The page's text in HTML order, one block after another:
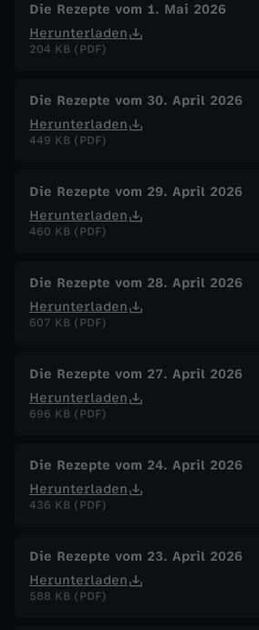
Die Rezepte vom 1. Mai 2026
Herunterladen
204 KB (PDF)
Die Rezepte vom 30. April 2026
Herunterladen
449 KB (PDF)
Die Rezepte vom 29. April 2026
Herunterladen
460 KB (PDF)
Die Rezepte vom 28. April 2026
Herunterladen
607 KB (PDF)
Die Rezepte vom 27. April 2026
Herunterladen
696 KB (PDF)
Die Rezepte vom 24. April 2026
Herunterladen
436 KB (PDF)
Die Rezepte vom 23. April 2026
Herunterladen
588 KB (PDF)